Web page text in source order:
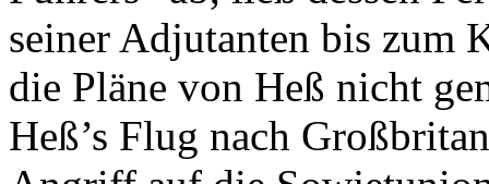
seiner Adjutanten bis zum
die Pläne von Heß nicht
Heß’s Flug nach